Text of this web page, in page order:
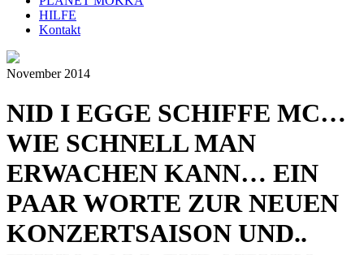
HILFE
Kontakt
November 2014
NID I EGGE SCHIFFE MC…
WIE SCHNELL MAN
ERWACHEN KANN… EIN
PAAR WORTE ZUR NEUEN
KONZERTSAISON UND..